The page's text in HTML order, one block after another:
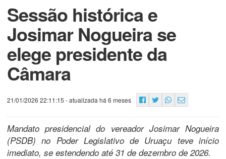
Sessão histórica e
Josimar Nogueira se
elege presidente da
Câmara
21/01/2026 22:11:15 - atualizada há 6 meses
Mandato presidencial do vereador Josimar Nogueira
(PSDB) no Poder Legislativo de Uruaçu teve início
imediato, se estendendo até 31 de dezembro de 2026.